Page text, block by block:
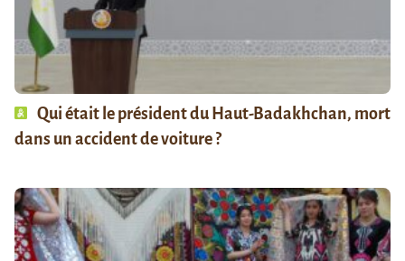
Qui était le président du Haut-Badakhchan, mort
dans un accident de voiture ?